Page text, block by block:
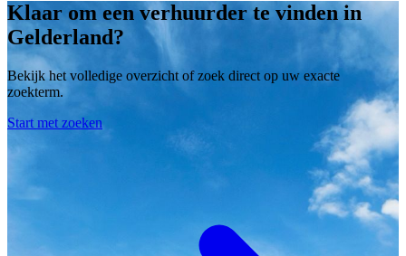
Klaar om een verhuurder te vinden in
Gelderland?
Bekijk het volledige overzicht of zoek direct op uw exacte
zoekterm.
Start met zoeken